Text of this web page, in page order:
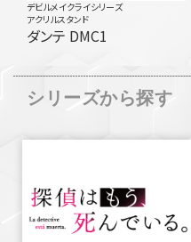
デビルメイクライシリーズ
アクリルスタンド
ダンテ DMC1
シリーズから探す